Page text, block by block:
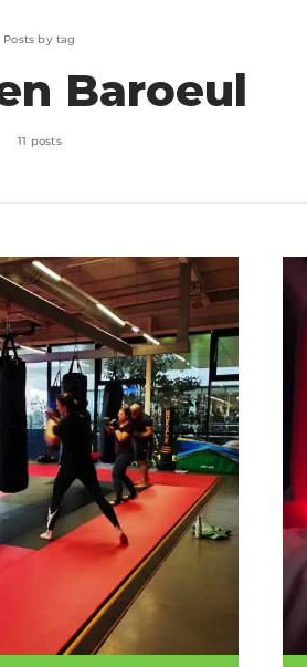
Posts by tag
Baroeul
11 posts